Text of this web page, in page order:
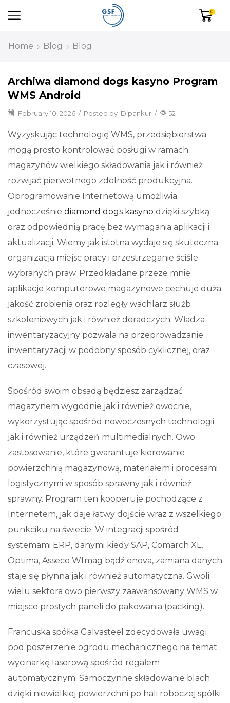
0
Home Blog Blog
Archiwa diamond dogs kasyno Program
WMS Android
February 10, 2026 / Posted by Dipankur / 52
Wyzyskując technologię WMS, przedsiębiorstwa
mogą prosto kontrolować posługi w ramach
magazynów wielkiego składowania jak i również
rozwijać pierwotnego zdolność produkcyjna.
Oprogramowanie Internetową umożliwia
jednocześnie diamond dogs kasyno dzięki szybką
oraz odpowiednią pracę bez wymagania aplikacji i
aktualizacji. Wiemy jak istotna wydaje się skuteczna
organizacja miejsc pracy i przestrzeganie ściśle
wybranych praw. Przedkładane przeze mnie
aplikacje komputerowe magazynowe cechuje duża
jakość zrobienia oraz rozległy wachlarz służb
szkoleniowych jak i również doradczych. Władza
inwentaryzacyjny pozwala na przeprowadzanie
inwentaryzacji w podobny sposób cyklicznej, oraz
czasowej.
Spośród swoim obsadą będziesz zarządzać
magazynem wygodnie jak i również owocnie,
wykorzystując spośród nowoczesnych technologii
jak i również urządzeń multimedialnych. Owo
zastosowanie, które gwarantuje kierowanie
powierzchnią magazynową, materiałem i procesami
logistycznymi w sposób sprawny jak i również
sprawny. Program ten kooperuje pochodzące z
Internetem, jak daje łatwy dojście wraz z wszelkiego
punkciku na świecie. W integracji spośród
systemami ERP, danymi kiedy SAP, Comarch XL,
Optima, Asseco Wfmag bądź enova, zamiana danych
staje się płynna jak i również automatyczna. Gwoli
wielu sektora owo pierwszy zaawansowany WMS w
miejsce prostych paneli do pakowania (packing).
Francuska spółka Galvasteel zdecydowała uwagi
pod poszerzenie ogrodu mechanicznego na temat
wycinarkę laserową spośród regałem
automatycznym. Samoczynne składowanie blach
dzięki niewielkiej powierzchni po hali roboczej spółki